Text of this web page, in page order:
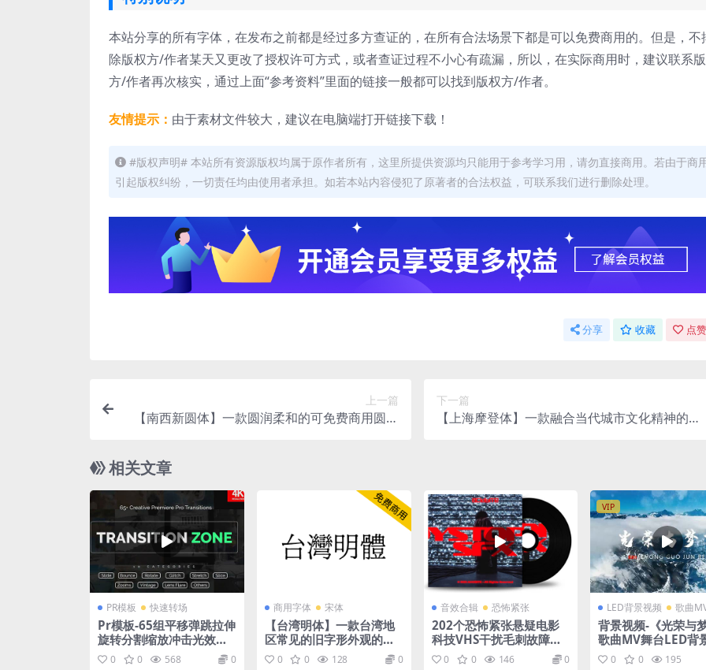
本站分享的所有字体，在发布之前都是经过多方查证的，在所有合法场景下都是可以免费商用的。但是，不
除版权方/作者某天又更改了授权许可方式，或者查证过程不小心有疏漏，所以，在实际商用时，建议联系
方/作者再次核实，通过上面“参考资料”里面的链接一般都可以找到版权方/作者。
友情提示： 由于素材文件较大，建议在电脑端打开链接下载！
#版权声明# 本站所有资源版权均属于原作者所有，这里所提供资源均只能用于参考学习用，请勿直接商用。若由于商
引起版权纠纷，一切责任均由使用者承担。如若本站内容侵犯了原著者的合法权益，可联系我们进行删除处理。
分享 收藏 点
上一篇
【南西新圆体】一款圆润柔和的可免费商用圆体
下一篇
【上海摩登体】一款融合当代城市文化精神的创
相关文章
PR模板 快速转场
Pr模板-65组平移弹跳拉伸
旋转分割缩放冲击光效转
场预设
0 0 568 0
商用字体 宋体
【台湾明体】一款台湾地
区常见的旧字形外观的中
文字体
0 0 128 0
音效合辑 恐怖紧张
202个恐怖紧张悬疑电影
科技VHS干扰毛刺故障音
效素材 Dystopia SFX
0 0 146 0
VIP
LED背景视频 歌曲
背景视频-《光荣与
歌曲MV舞台LED背
0 0 195